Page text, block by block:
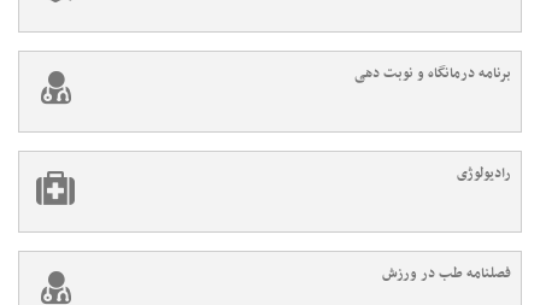
برنامه درمانگاه و نوبت دهی
رادیولوژی
فصلنامه طب در ورزش